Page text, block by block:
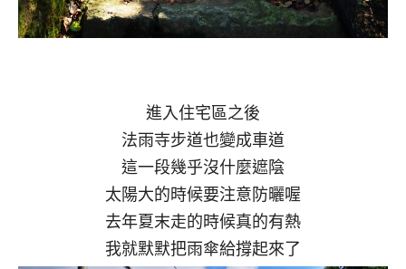
進入住宅區之後
法雨寺步道也變成車道
這一段幾乎沒什麼遮陰
太陽大的時候要注意防曬喔
去年夏末走的時候真的有熱
我就默默把雨傘給撐起來了